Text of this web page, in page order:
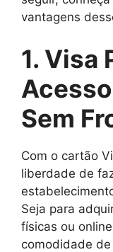
vantagens
1. Visa
Sem
Com o cartão
liberdade de
Seja para
físicas ou
comodidade